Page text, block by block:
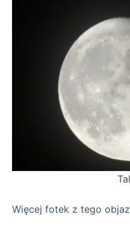
Taki
Więcej fotek z tego